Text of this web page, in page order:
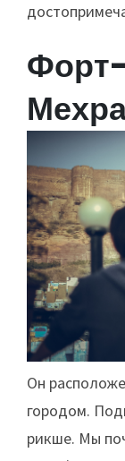
Он
городом.
рикше. Мы